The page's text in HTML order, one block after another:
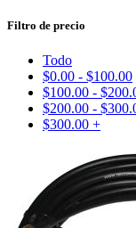
Filtro de precio
Todo
$0.00 - $100.00
$100.00 - $
$200.00 - $
$300.00 +